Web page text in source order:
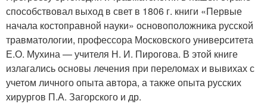
способствовал выход в свет в 1806 г. книги «Первые
начала костоправной науки» основоположника русской
травматологии, профессора Московского университета
Е.О. Мухина — учителя Н. И. Пирогова. В этой книге
излагались основы лечения при переломах и вывихах с
учетом личного опыта автора, а также опыта русских
хирургов П.А. Загорского и др.